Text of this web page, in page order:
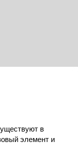
в
элемент и